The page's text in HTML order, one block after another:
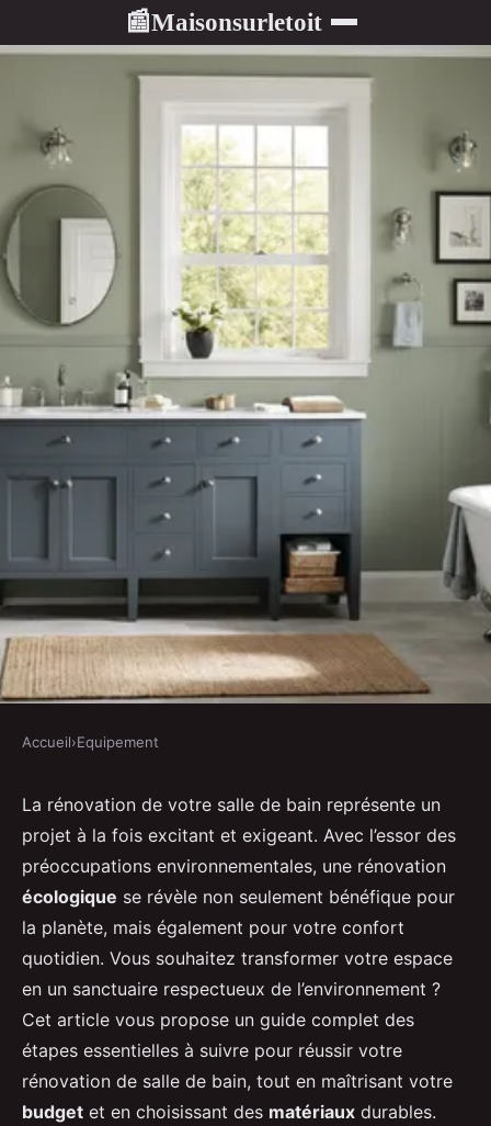
📰Maisonsurletoit
EQUIPEMENT
Quelles sont les étapes
essentielles pour réaliser une
rénovation de salle de bain
écologique ?
Sohan•20 décembre 2024•5 min de lecture
Accueil›Equipement
La rénovation de votre salle de bain représente un
projet à la fois excitant et exigeant. Avec l’essor des
préoccupations environnementales, une rénovation
écologique se révèle non seulement bénéfique pour
la planète, mais également pour votre confort
quotidien. Vous souhaitez transformer votre espace
en un sanctuaire respectueux de l’environnement ?
Cet article vous propose un guide complet des
étapes essentielles à suivre pour réussir votre
rénovation de salle de bain, tout en maîtrisant votre
budget et en choisissant des matériaux durables.